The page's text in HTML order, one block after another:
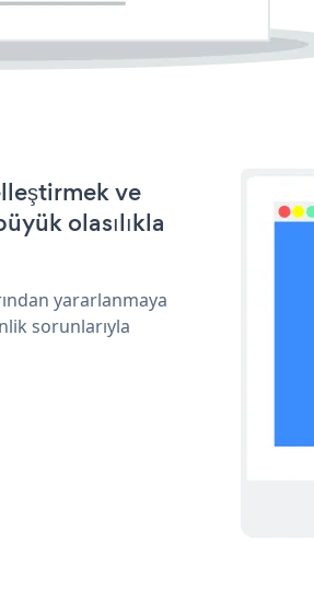
ve
olasılıkla
yararlanmaya
sorunlarıyla